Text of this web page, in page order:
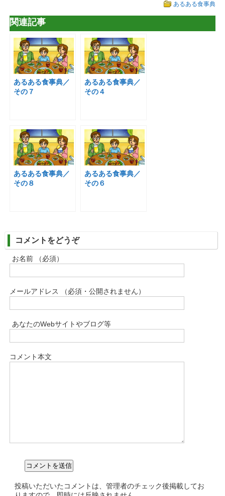
あるある食事典
関連記事
あるある食事典／
その７
あるある食事典／
その４
あるある食事典／
その８
あるある食事典／
その６
コメントをどうぞ
お名前 （必須）
メールアドレス （必須・公開されません）
あなたのWebサイトやブログ等
コメント本文
投稿いただいたコメントは、管理者のチェック後掲載してお